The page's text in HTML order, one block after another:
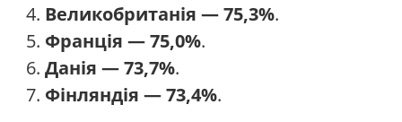
Великобританія — 75,3%.
Франція — 75,0%.
Данія — 73,7%.
Фінляндія — 73,4%.